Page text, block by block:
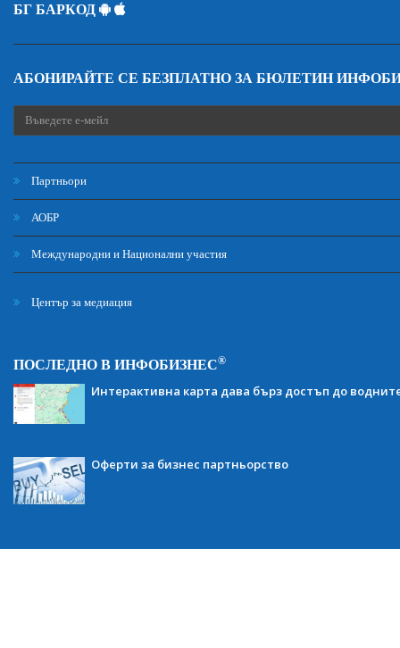
БГ БАРКОД
АБОНИРАЙТЕ СЕ БЕЗПЛАТНО ЗА БЮЛЕТИН
Партньори
АОБР
Международни и Национални участия
Център за медиация
ПОСЛЕДНО В ИНФОБИЗНЕС®
Интерактивна карта дава бърз достъп до
Оферти за бизнес партньорство